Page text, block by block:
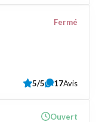
Fermé
5/5 17Avis
Ouvert